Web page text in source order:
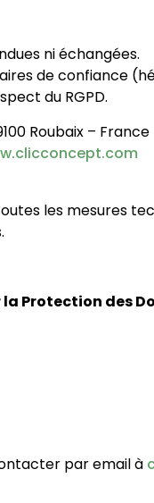
ni échangées.
de confiance
du RGPD.
Roubaix – France
les mesures
Protection des
par email à